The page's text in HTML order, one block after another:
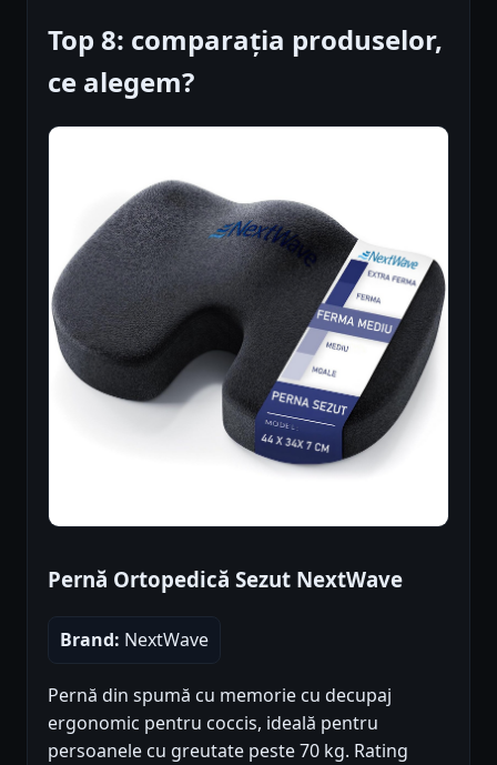
Top 8: comparația produselor,
ce alegem?
Pernă Ortopedică Sezut NextWave
Brand: NextWave
Pernă din spumă cu memorie cu decupaj
ergonomic pentru coccis, ideală pentru
persoanele cu greutate peste 70 kg. Rating